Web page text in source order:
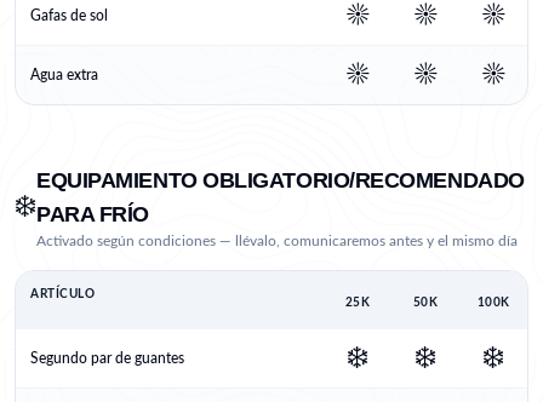
Gafas de sol ☀️ ☀️ ☀️
Agua extra ☀️ ☀️ ☀️
❄️
EQUIPAMIENTO OBLIGATORIO/RECOMENDADO
PARA FRÍO
Activado según condiciones — llévalo, comunicaremos antes y el mismo día
ARTÍCULO
25K 50K 100K
Segundo par de guantes ❄️ ❄️ ❄️